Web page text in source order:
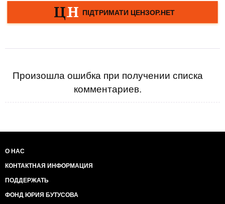
Произошла ошибка при получении списка
комментариев.
О НАС
КОНТАКТНАЯ ИНФОРМАЦИЯ
ПОДДЕРЖАТЬ
ФОНД ЮРИЯ БУТУСОВА